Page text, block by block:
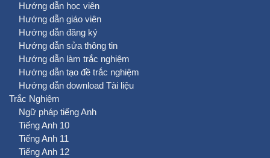
Hướng dẫn học viên
Hướng dẫn giáo viên
Hướng dẫn đăng ký
Hướng dẫn sửa thông tin
Hướng dẫn làm trắc nghiệm
Hướng dẫn tạo đề trắc nghiệm
Hướng dẫn download Tài liệu
Trắc Nghiệm
Ngữ pháp tiếng Anh
Tiếng Anh 10
Tiếng Anh 11
Tiếng Anh 12